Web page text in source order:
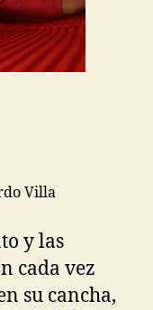
Villa
y las
cada vez
su cancha,